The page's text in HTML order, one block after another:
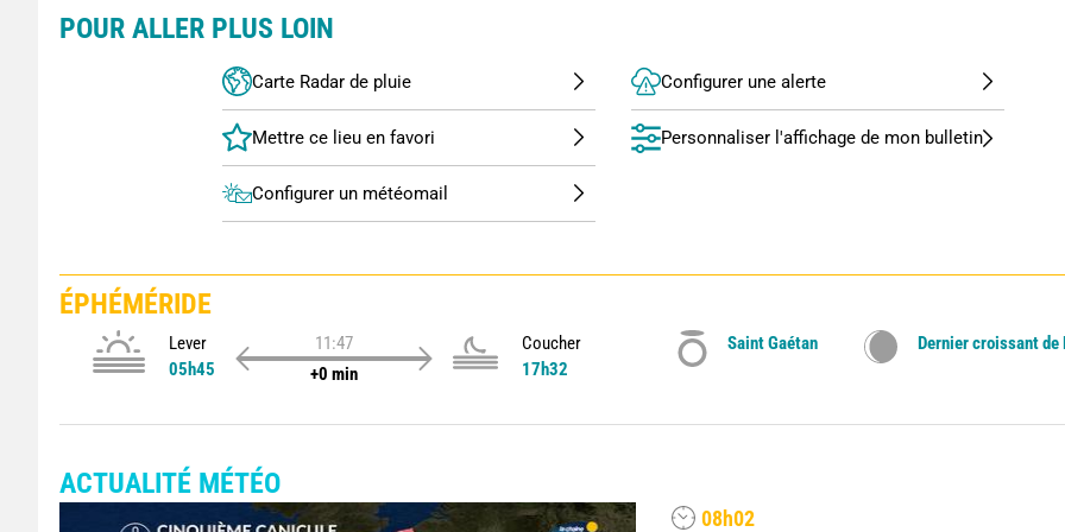
POUR ALLER PLUS LOIN
Carte Radar de pluie
Configurer un météomail
Configurer une alerte
Personnaliser l'affichage de mon bulletin
ÉPHÉMÉRIDE
Lever
05h45
11:47
+0 min
Coucher
17h32
Saint Gaétan Dernier croissant de
ACTUALITÉ MÉTÉO
08h02